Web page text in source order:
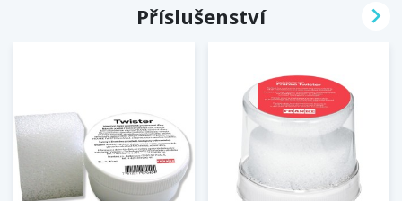
Příslušenství 